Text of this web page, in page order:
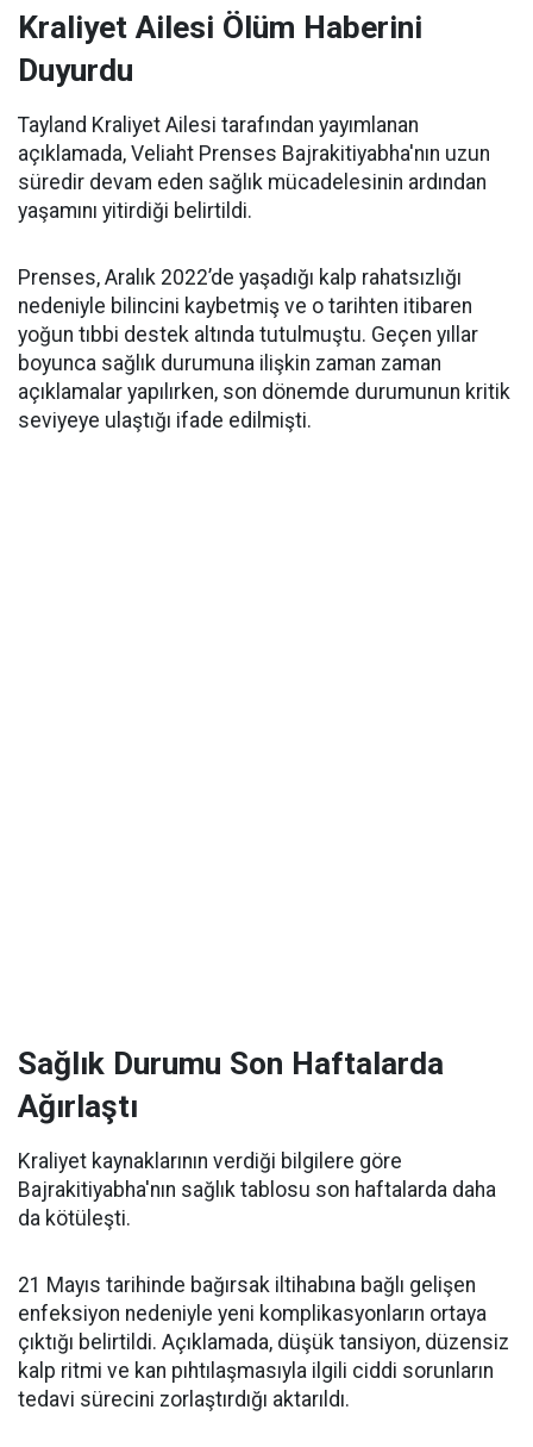
Kraliyet Ailesi Ölüm Haberini
Duyurdu
Tayland Kraliyet Ailesi tarafından yayımlanan
açıklamada, Veliaht Prenses Bajrakitiyabha'nın uzun
süredir devam eden sağlık mücadelesinin ardından
yaşamını yitirdiği belirtildi.
Prenses, Aralık 2022’de yaşadığı kalp rahatsızlığı
nedeniyle bilincini kaybetmiş ve o tarihten itibaren
yoğun tıbbi destek altında tutulmuştu. Geçen yıllar
boyunca sağlık durumuna ilişkin zaman zaman
açıklamalar yapılırken, son dönemde durumunun kritik
seviyeye ulaştığı ifade edilmişti.
Sağlık Durumu Son Haftalarda
Ağırlaştı
Kraliyet kaynaklarının verdiği bilgilere göre
Bajrakitiyabha'nın sağlık tablosu son haftalarda daha
da kötüleşti.
21 Mayıs tarihinde bağırsak iltihabına bağlı gelişen
enfeksiyon nedeniyle yeni komplikasyonların ortaya
çıktığı belirtildi. Açıklamada, düşük tansiyon, düzensiz
kalp ritmi ve kan pıhtılaşmasıyla ilgili ciddi sorunların
tedavi sürecini zorlaştırdığı aktarıldı.